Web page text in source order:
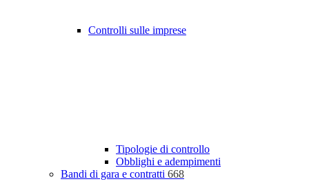
Controlli sulle imprese
Tipologie di controllo
Obblighi e adempimenti
Bandi di gara e contratti 668